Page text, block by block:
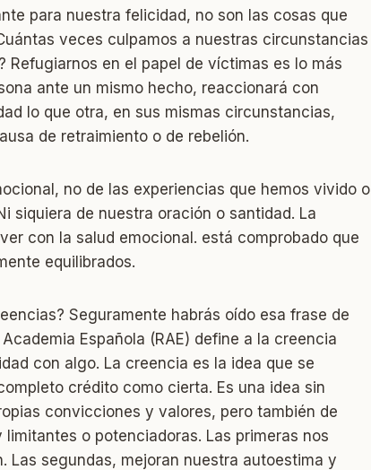
para nuestra felicidad, no son las cosas que
veces culpamos a nuestras circunstancias
en el papel de víctimas es lo más
ante un mismo hecho, reaccionará con
lo que otra, en sus mismas circunstancias,
de retraimiento o de rebelión.
no de las experiencias que hemos vivido o
siquiera de nuestra oración o santidad. La
con la salud emocional. está comprobado que
equilibrados.
Seguramente habrás oído esa frase de
Española (RAE) define a la creencia
con algo. La creencia es la idea que se
crédito como cierta. Es una idea sin
convicciones y valores, pero también de
o potenciadoras. Las primeras nos
Las segundas, mejoran nuestra autoestima y